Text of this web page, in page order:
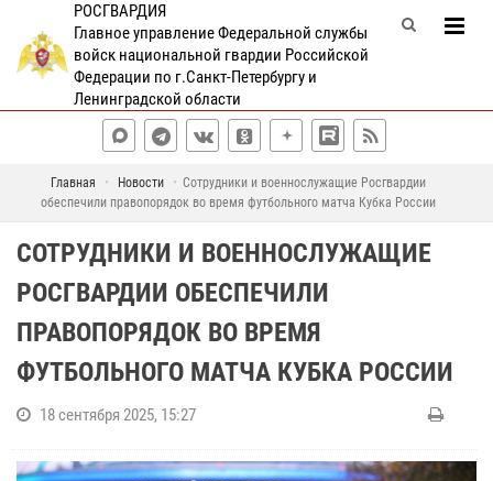
РОСГВАРДИЯ
Главное управление Федеральной службы
войск национальной гвардии Российской
Федерации по г.Санкт-Петербургу и
Ленинградской области
Главная Новости
Сотрудники и военнослужащие Росгвардии
обеспечили правопорядок во время футбольного матча Кубка России
СОТРУДНИКИ И ВОЕННОСЛУЖАЩИЕ
РОСГВАРДИИ ОБЕСПЕЧИЛИ
ПРАВОПОРЯДОК ВО ВРЕМЯ
ФУТБОЛЬНОГО МАТЧА КУБКА РОССИИ
18 сентября 2025, 15:27